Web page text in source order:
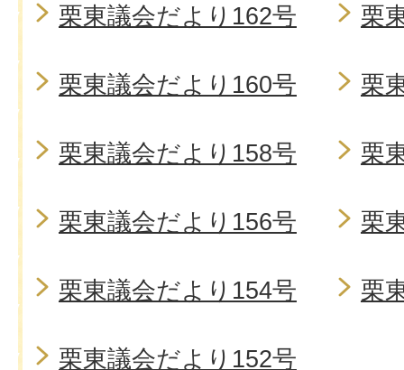
栗東議会だより162号 栗
栗東議会だより160号 栗
栗東議会だより158号 栗
栗東議会だより156号 栗
栗東議会だより154号 栗
栗東議会だより152号